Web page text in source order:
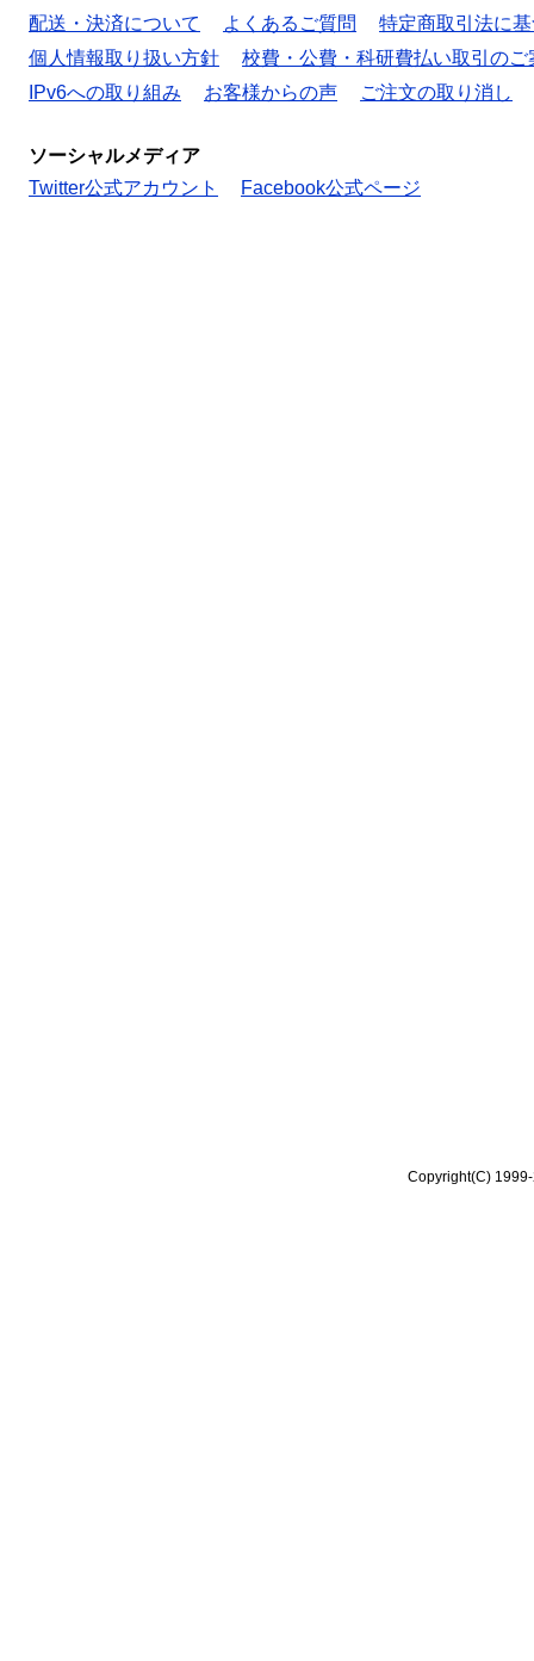
配送・決済について
よくあるご質問
特定商取引法に
個人情報取り扱い方針
校費・公費・科研費払い取引のご
IPv6への取り組み
お客様からの声 ご注文の取り消し
ソーシャルメディア
Twitter公式アカウント
Facebook公式ページ
Copyright(C)